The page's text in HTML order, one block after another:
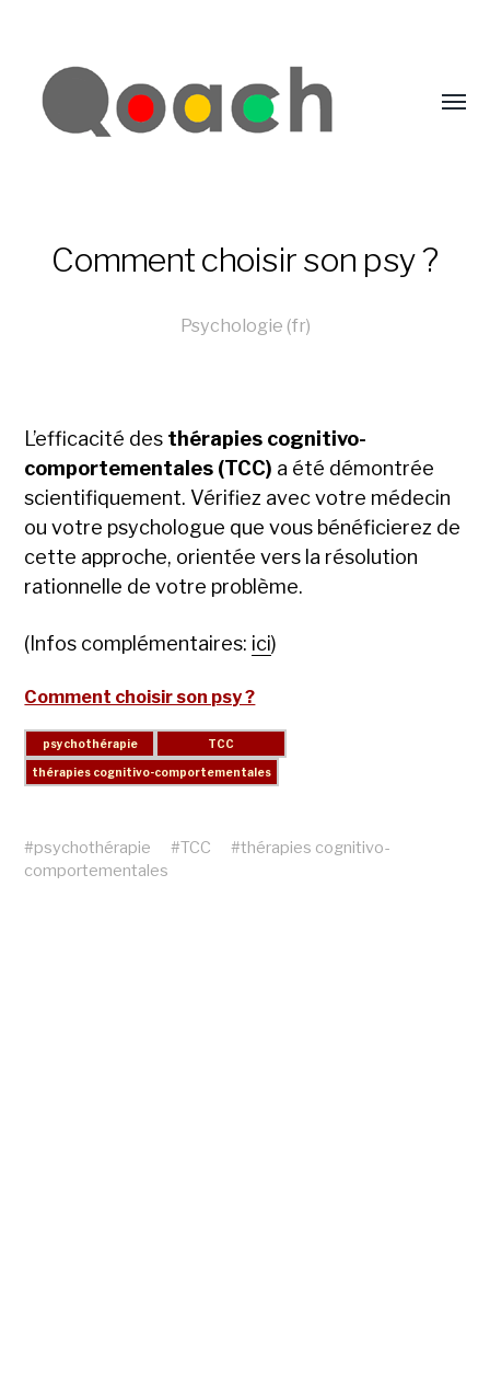
Comment choisir son psy ?
Psychologie (fr)
L’efficacité des thérapies cognitivo-
comportementales (TCC) a été démontrée
scientifiquement. Vérifiez avec votre médecin
ou votre psychologue que vous bénéficierez de
cette approche, orientée vers la résolution
rationnelle de votre problème.
(Infos complémentaires: ici)
Comment choisir son psy ?
#psychothérapie #TCC #thérapies cognitivo-
comportementales